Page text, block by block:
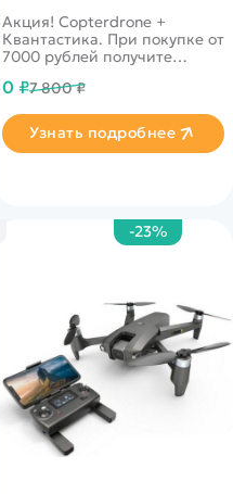
Акция! Copterdrone +
Квантастика. При покупке от
7000 рублей получите
нашего партнера
0 ₽7 800 ₽
Узнать подробнее
-23%